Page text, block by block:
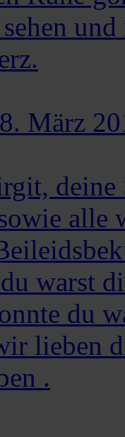
März
alle
warst
du
lieben
.